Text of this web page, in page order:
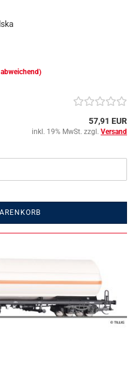
57,91 EUR
inkl. 19% MwSt. zzgl. Versand